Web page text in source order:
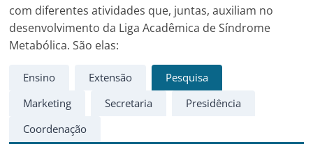
com diferentes atividades que, juntas, auxiliam no
desenvolvimento da Liga Acadêmica de Síndrome
Metabólica. São elas:
Ensino Extensão
Pesquisa
Marketing
Secretaria
Presidência
Coordenação